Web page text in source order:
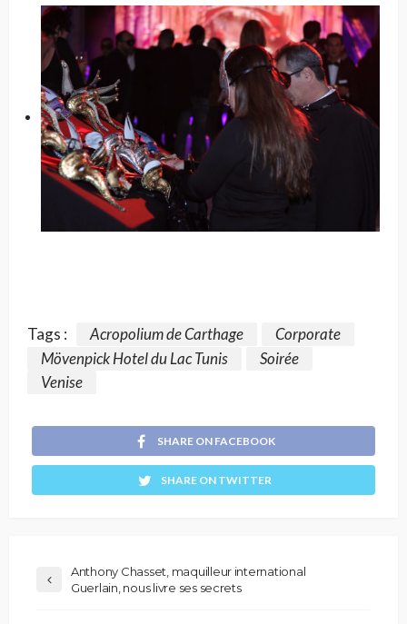
Tags : Acropolium de Carthage
Corporate
Mövenpick Hotel du Lac Tunis
Soirée
Venise
SHARE ON FACEBOOK
SHARE ON TWITTER
Anthony Chasset, maquilleur international
Guerlain, nous livre ses secrets